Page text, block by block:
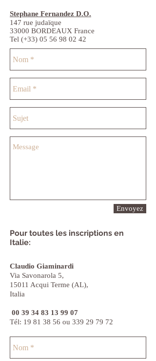
Stephane Fernandez D.O.
147 rue judaïque
33000 BORDEAUX France
Tel (+33) 05 56 98 02 42
Envoyez
Pour toutes les inscriptions en
Italie:
Claudio Giaminardi
Via Savonarola 5,
15011 Acqui Terme (AL),
Italia
00 39 34 83 13 99 07
Tél: 19 81 38 56 ou 339 29 79 72